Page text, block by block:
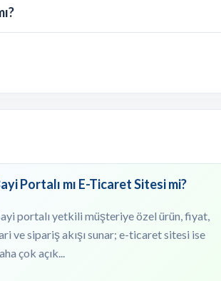
Portalı mı E-Ticaret Sitesi mi?
portalı yetkili müşteriye özel ürün, fiyat,
ve sipariş akışı sunar; e-ticaret sitesi ise
çok açık...